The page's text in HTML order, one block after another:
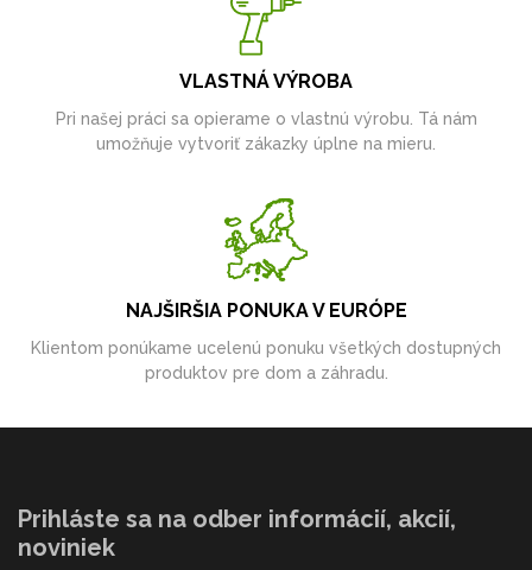
VLASTNÁ VÝROBA
Pri našej práci sa opierame o vlastnú výrobu. Tá nám
umožňuje vytvoriť zákazky úplne na mieru.
NAJŠIRŠIA PONUKA V EURÓPE
Klientom ponúkame ucelenú ponuku všetkých dostupných
produktov pre dom a záhradu.
Prihláste sa na odber informácií, akcií,
noviniek